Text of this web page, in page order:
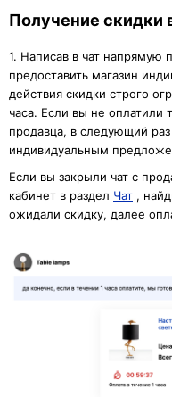
Получение скидки
1. Написав в чат напрямую
предоставить магазин
действия скидки строго
часа. Если вы не оплатили
продавца, в следующий
индивидуальным
Если вы закрыли чат с
кабинет в раздел Чат ,
ожидали скидку, далее